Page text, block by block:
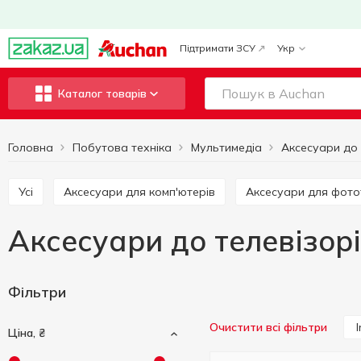
Підтримати ЗСУ Укр
Каталог товарів
Головна Побутова техніка Мультимедіа
Усі Аксесуари для комп'ютерів Аксесуари для
Аксесуари до
Фільтри
Ціна, ₴ Очистити всі фільтри